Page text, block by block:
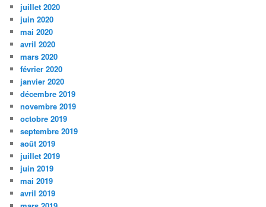
juillet 2020
juin 2020
mai 2020
avril 2020
mars 2020
février 2020
janvier 2020
décembre 2019
novembre 2019
octobre 2019
septembre 2019
août 2019
juillet 2019
juin 2019
mai 2019
avril 2019